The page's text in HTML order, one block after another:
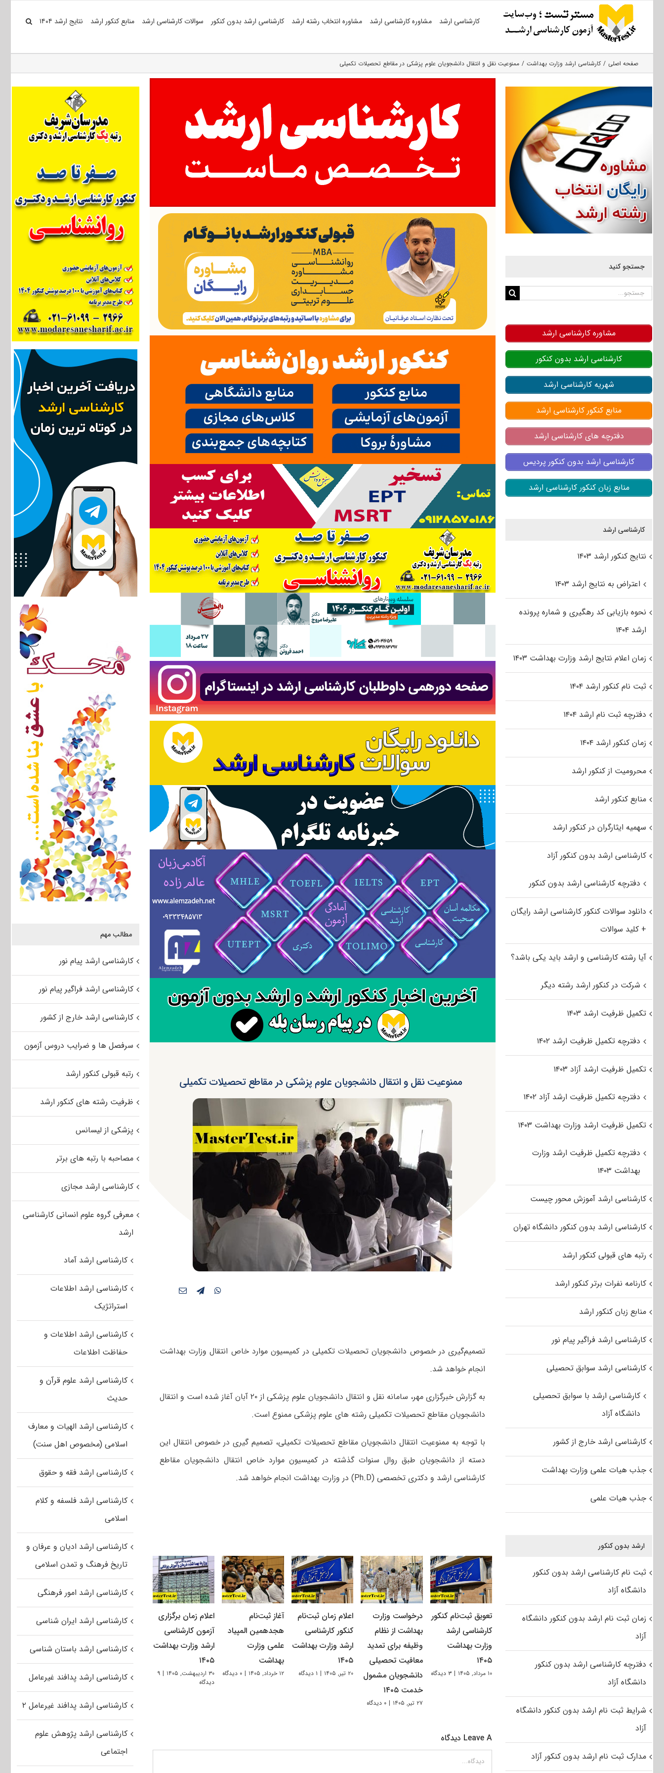
کارشناسی ارشد مشاوره کارشناسی ارشد مشاوره انتخاب رشته ارشد کارشناسی ارشد بدون کنکور سوالات کارشناسی ارشد منابع کنکور ارشد نتایج ارشد ۱۴۰۴
صفحه اصلی کارشناسی ارشد وزارت بهداشت ممنوعیت نقل و انتقال دانشجویان علوم پزشکی در مقاطع تحصیلات تکمیلی
ممنوعیت نقل و انتقال دانشجویان علوم پزشکی در مقاطع تحصیلات تکمیلی
تصمیم‌گیری در خصوص دانشجویان تحصیلات تکمیلی در کمیسیون موارد خاص انتقال وزارت بهداشت
انجام خواهد شد.
به گزارش خبرگزاری مهر، سامانه نقل و انتقال دانشجویان علوم پزشکی از ۲۰ آبان آغاز شده است و انتقال
دانشجویان مقاطع تحصیلات تکمیلی رشته های علوم پزشکی ممنوع است.
با توجه به ممنوعیت انتقال دانشجویان مقاطع تحصیلات تکمیلی، تصمیم گیری در خصوص انتقال این
دسته از دانشجویان طبق روال سنوات گذشته در کمیسیون موارد خاص انتقال دانشجویان مقاطع
کارشناسی ارشد و دکتری تخصصی (Ph.D) در وزارت بهداشت انجام خواهد شد.
تعویق ثبت‌نام کنکور
کارشناسی ارشد
وزارت بهداشت
۱۴۰۵
۱۰ مرداد, ۱۴۰۵ | ۳ دیدگاه
درخواست وزارت
بهداشت از نظام
وظیفه برای تمدید
معافیت تحصیلی
دانشجویان مشمول
خدمت ۱۴۰۵
۲۷ تیر, ۱۴۰۵ | ۰ دیدگاه
اعلام زمان ثبت‌نام
کنکور کارشناسی
ارشد وزارت بهداشت
۱۴۰۵
۲۰ تیر, ۱۴۰۵ | ۱ دیدگاه
آغاز ثبت‌نام
هجدهمین المپیاد
علمی وزارت
بهداشت
۱۲ خرداد, ۱۴۰۵ | ۰ دیدگاه
اعلام زمان برگزاری
آزمون کارشناسی
ارشد وزارت بهداشت
۱۴۰۵
۳۰ اردیبهشت, ۱۴۰۵ | ۹
دیدگاه
Leave A دیدگاه
دیدگاه
مطالب مهم
کارشناسی ارشد پیام نور
کارشناسی ارشد فراگیر پیام نور
کارشناسی ارشد خارج از کشور
سرفصل ها و ضرایب دروس آزمون
رتبه قبولی کنکور ارشد
ظرفیت رشته های کنکور ارشد
پزشکی از لیسانس
مصاحبه با رتبه های برتر
کارشناسی ارشد مجازی
معرفی گروه علوم انسانی کارشناسی
ارشد
کارشناسی ارشد آماد
کارشناسی ارشد اطلاعات
استراتژیک
کارشناسی ارشد اطلاعات و
حفاظت اطلاعات
کارشناسی ارشد علوم قرآن و
حدیث
کارشناسی ارشد الهیات و معارف
اسلامی (مخصوص اهل سنت)
کارشناسی ارشد فقه و حقوق
کارشناسی ارشد فلسفه و کلام
اسلامی
کارشناسی ارشد ادیان و عرفان و
تاریخ فرهنگ و تمدن اسلامی
کارشناسی ارشد امور فرهنگی
کارشناسی ارشد ایران شناسی
کارشناسی ارشد باستان شناسی
کارشناسی ارشد پدافند غیرعامل
کارشناسی ارشد پدافند غیرعامل ۲
کارشناسی ارشد پژوهش علوم
اجتماعی
جستجو کنید
جستجو
مشاوره کارشناسی ارشد
کارشناسی ارشد بدون کنکور
شهریه کارشناسی ارشد
منابع کنکور کارشناسی ارشد
دفترچه های کارشناسی ارشد
کارشناسی ارشد بدون کنکور پردیس
منابع زبان کنکور کارشناسی ارشد
کارشناسی ارشد
نتایج کنکور ارشد ۱۴۰۳
اعتراض به نتایج ارشد ۱۴۰۳
نحوه بازیابی کد رهگیری و شماره پرونده
ارشد ۱۴۰۴
زمان اعلام نتایج ارشد وزارت بهداشت ۱۴۰۳
ثبت نام کنکور ارشد ۱۴۰۴
دفترچه ثبت نام ارشد ۱۴۰۴
زمان کنکور ارشد ۱۴۰۴
محرومیت از کنکور ارشد
منابع کنکور ارشد
سهمیه ایثارگران در کنکور ارشد
کارشناسی ارشد بدون کنکور آزاد
دفترچه کارشناسی ارشد بدون کنکور
دانلود سوالات کنکور کارشناسی ارشد رایگان
+ کلید سوالات
آیا رشته کارشناسی و ارشد باید یکی باشد؟
شرکت در کنکور ارشد رشته دیگر
تکمیل ظرفیت ارشد ۱۴۰۳
دفترچه تکمیل ظرفیت ارشد ۱۴۰۲
تکمیل ظرفیت ارشد آزاد ۱۴۰۳
دفترچه تکمیل ظرفیت ارشد آزاد ۱۴۰۲
تکمیل ظرفیت ارشد وزارت بهداشت ۱۴۰۳
دفترچه تکمیل ظرفیت ارشد وزارت
بهداشت ۱۴۰۳
کارشناسی ارشد آموزش محور چیست
کارشناسی ارشد بدون کنکور دانشگاه تهران
رتبه های قبولی کنکور ارشد
کارنامه نفرات برتر کنکور ارشد
منابع زبان کنکور ارشد
کارشناسی ارشد فراگیر پیام نور
کارشناسی ارشد سوابق تحصیلی
کارشناسی ارشد با سوابق تحصیلی
دانشگاه آزاد
کارشناسی ارشد خارج از کشور
جذب هیات علمی وزارت بهداشت
جذب هیات علمی
ارشد بدون کنکور
ثبت نام کارشناسی ارشد بدون کنکور
دانشگاه آزاد
زمان ثبت نام ارشد بدون کنکور دانشگاه
آزاد
دفترچه کارشناسی ارشد بدون کنکور
دانشگاه آزاد
شرایط ثبت نام ارشد بدون کنکور دانشگاه
آزاد
مدارک ثبت نام ارشد بدون کنکور آزاد